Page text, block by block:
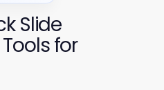
Slide
for